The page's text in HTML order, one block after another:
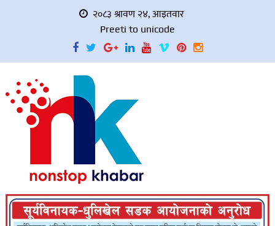
२०८३ श्रावण २४, आइतवार
Preeti to unicode